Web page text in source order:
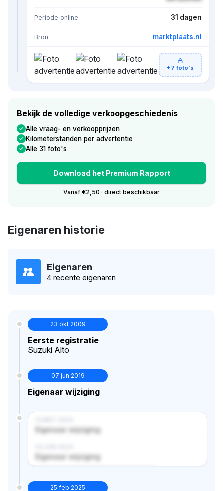
Periode online 31 dagen
Bron marktplaats.nl
+7 foto's
Bekijk de volledige verkoopgeschiedenis
Alle vraag- en verkoopprijzen
Kilometerstanden per advertentie
Alle 31 foto's
Download het Premium Rapport
Vanaf €2,50 · direct beschikbaar
Eigenaren historie
Eigenaren
4 recente eigenaren
23 okt 2009
Eerste registratie
Suzuki Alto
07 jun 2019
Eigenaar wijziging
Eigenaar wijziging
Eigenaar wijziging
25 feb 2025